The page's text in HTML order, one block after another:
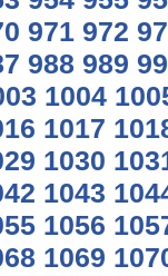
971 972
988 989
1004
1017
1030
1043
1056
1069